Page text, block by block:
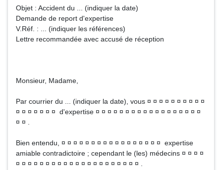
Objet : Accident du ... (indiquer la date)
Demande de report d'expertise
V.Réf. : ... (indiquer les références)
Lettre recommandée avec accusé de réception
Monsieur, Madame,
Par courrier du ... (indiquer la date), vous ¤ ¤ ¤ ¤ ¤ ¤ ¤ ¤ ¤ ¤
¤ ¤ ¤ ¤ ¤ ¤ ¤ d'expertise ¤ ¤ ¤ ¤ ¤ ¤ ¤ ¤ ¤ ¤ ¤ ¤ ¤ ¤ ¤ ¤ ¤ ¤
¤ ¤ .
Bien entendu, ¤ ¤ ¤ ¤ ¤ ¤ ¤ ¤ ¤ ¤ ¤ ¤ ¤ ¤ ¤ ¤ ¤ expertise
amiable contradictoire ; cependant le (les) médecins ¤ ¤ ¤ ¤
¤ ¤ ¤ ¤ ¤ ¤ ¤ ¤ ¤ ¤ ¤ ¤ ¤ ¤ ¤ ¤ ¤ ¤ ¤ ¤ ¤ .